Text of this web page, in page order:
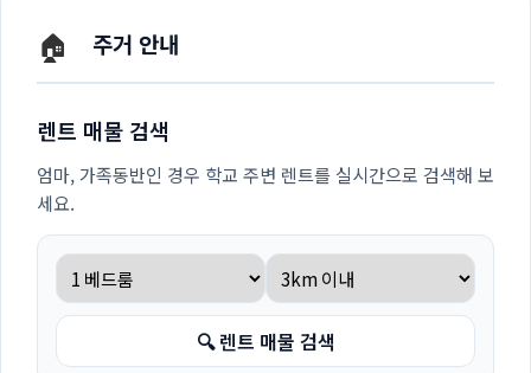
🏠 주거 안내
렌트 매물 검색
엄마, 가족동반인 경우 학교 주변 렌트를 실시간으로 검색해 보
세요.
🔍 렌트 매물 검색